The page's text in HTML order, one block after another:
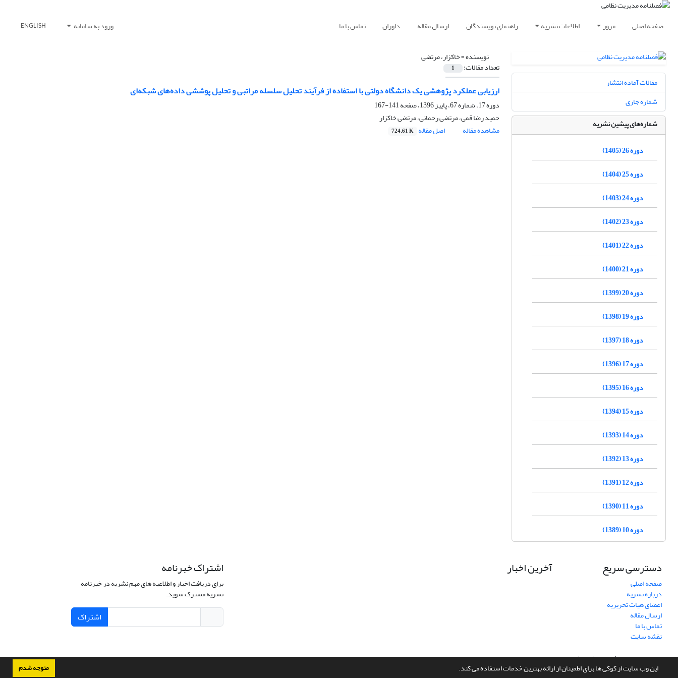
این وب سایت از کوکی ها برای اطمینان از ارائه بهترین خدمات استفاده می کند. متوجه شدم
صفحه اصلی مرور اطلاعات نشریه راهنمای نویسندگان ارسال مقاله داوران تماس با ما ورود به سامانه ENGLISH
نویسنده =خاکزار، مرتضی
تعداد مقالات: 1
ارزیابی عملکرد پژوهشی یک دانشگاه دولتی با استفاده از فرآیند تحلیل سلسله‌ مراتبی و تحلیل پوششی داده‌های شبکه‌ای
دوره 17، شماره 67، پاییز 1396، صفحه
141-167
حمید رضا قمی، مرتضی رحمانی، مرتضی خاکزار
مشاهده مقاله
اصل مقاله 724.61 K
مقالات آماده انتشار
شماره جاری
شماره‌های پیشین نشریه
دوره 26 (1405)
دوره 25 (1404)
دوره 24 (1403)
دوره 23 (1402)
دوره 22 (1401)
دوره 21 (1400)
دوره 20 (1399)
دوره 19 (1398)
دوره 18 (1397)
دوره 17 (1396)
دوره 16 (1395)
دوره 15 (1394)
دوره 14 (1393)
دوره 13 (1392)
دوره 12 (1391)
دوره 11 (1390)
دوره 10 (1389)
دسترسی سریع
صفحه اصلی
درباره نشریه
اعضای هیات تحریریه
ارسال مقاله
تماس با ما
نقشه سایت
آخرین اخبار اشتراک خبرنامه
برای دریافت اخبار و اطلاعیه های مهم نشریه در خبرنامه
نشریه مشترک شوید.
اشتراک
سامانه مدیریت نشریات علمی.طراحی و پیاده سازی ازسیناوب